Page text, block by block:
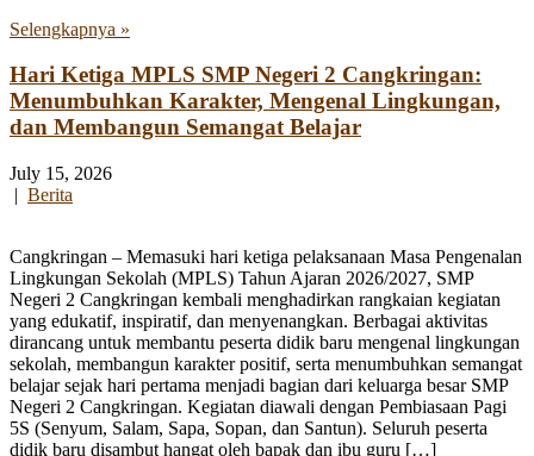
Selengkapnya »
Hari Ketiga MPLS SMP Negeri 2 Cangkringan:
Menumbuhkan Karakter, Mengenal Lingkungan,
dan Membangun Semangat Belajar
July 15, 2026
| Berita
Cangkringan – Memasuki hari ketiga pelaksanaan Masa Pengenalan
Lingkungan Sekolah (MPLS) Tahun Ajaran 2026/2027, SMP
Negeri 2 Cangkringan kembali menghadirkan rangkaian kegiatan
yang edukatif, inspiratif, dan menyenangkan. Berbagai aktivitas
dirancang untuk membantu peserta didik baru mengenal lingkungan
sekolah, membangun karakter positif, serta menumbuhkan semangat
belajar sejak hari pertama menjadi bagian dari keluarga besar SMP
Negeri 2 Cangkringan. Kegiatan diawali dengan Pembiasaan Pagi
5S (Senyum, Salam, Sapa, Sopan, dan Santun). Seluruh peserta
didik baru disambut hangat oleh bapak dan ibu guru […]